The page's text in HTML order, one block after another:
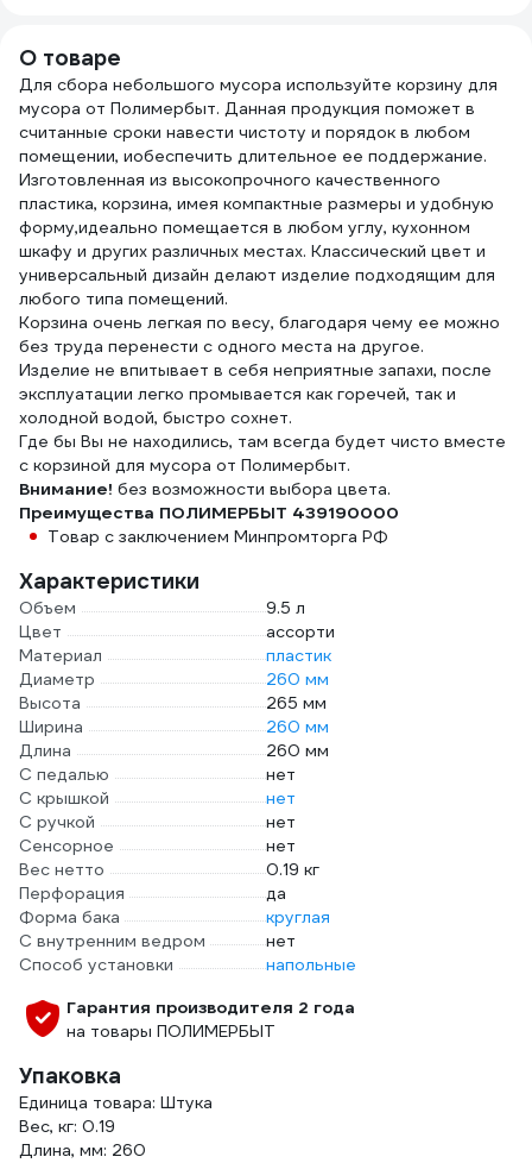
О товаре
Для сбора небольшого мусора используйте корзину для
мусора от Полимербыт. Данная продукция поможет в
считанные сроки навести чистоту и порядок в любом
помещении, иобеспечить длительное ее поддержание.
Изготовленная из высокопрочного качественного
пластика, корзина, имея компактные размеры и удобную
форму,идеально помещается в любом углу, кухонном
шкафу и других различных местах. Классический цвет и
универсальный дизайн делают изделие подходящим для
любого типа помещений.
Корзина очень легкая по весу, благодаря чему ее можно
без труда перенести с одного места на другое.
Изделие не впитывает в себя неприятные запахи, после
эксплуатации легко промывается как горечей, так и
холодной водой, быстро сохнет.
Где бы Вы не находились, там всегда будет чисто вместе
с корзиной для мусора от Полимербыт.
Внимание! без возможности выбора цвета.
Преимущества ПОЛИМЕРБЫТ 439190000
Товар с заключением Минпромторга РФ
Характеристики
Объем
9.5 л
Цвет
ассорти
Материал
пластик
Диаметр
260 мм
Высота
265 мм
Ширина
260 мм
Длина
260 мм
С педалью
нет
С крышкой
нет
С ручкой
нет
Сенсорное
нет
Вес нетто
0.19 кг
Перфорация
да
Форма бака
круглая
С внутренним ведром
нет
Способ установки
напольные
Гарантия производителя 2 года
на товары ПОЛИМЕРБЫТ
Упаковка
Единица товара: Штука
Вес, кг: 0.19
Длина, мм: 260